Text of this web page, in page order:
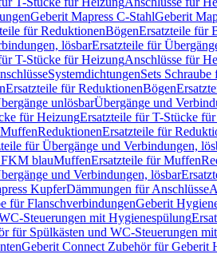
Geberit Mapress C-StahlGeberit
für ReduktionenBögenErsatzteile für
lösbarErsatzteile für
T-Stücke für HeizungAnschlüsse für
SystemdichtungenSets
Ersatzteile für ReduktionenBögen
unlösbarÜbergänge und
für HeizungErsatzteile für T-Stücke
ReduktionenErsatzteile für
für Übergänge und Verbindungen,
FKM blauMuffenErsatzteile für Muffen
und Verbindungen, lösbar
KupferDämmungen für Anschlüsse
für FlanschverbindungenGeberit
Steuerungen mit Hygienespülung
für Spülkästen und WC-Steuerungen
Geberit Connect Zubehör für Geberit